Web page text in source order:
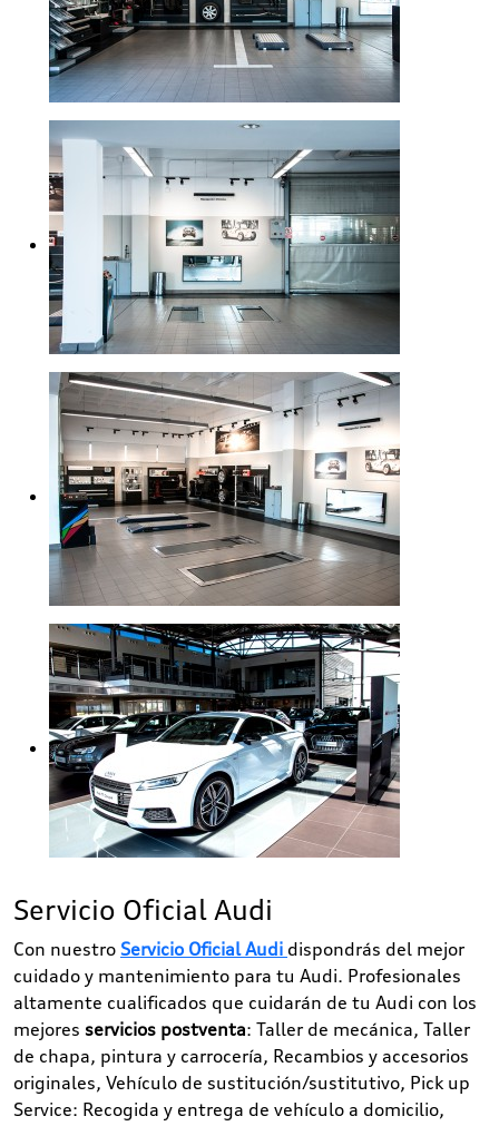
Servicio Oficial Audi
Con nuestro Servicio Oficial Audi dispondrás del mejor
cuidado y mantenimiento para tu Audi. Profesionales
altamente cualificados que cuidarán de tu Audi con los
mejores servicios postventa: Taller de mecánica, Taller
de chapa, pintura y carrocería, Recambios y accesorios
originales, Vehículo de sustitución/sustitutivo, Pick up
Service: Recogida y entrega de vehículo a domicilio,